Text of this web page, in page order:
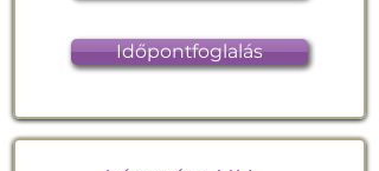
Időpontfoglalás